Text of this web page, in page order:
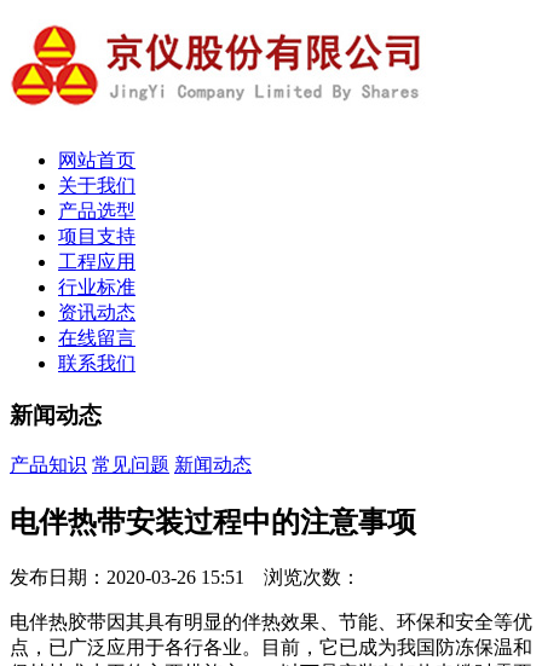
网站首页
关于我们
产品选型
项目支持
工程应用
行业标准
资讯动态
在线留言
联系我们
新闻动态
产品知识 常见问题 新闻动态
电伴热带安装过程中的注意事项
发布日期：2020-03-26 15:51 浏览次数：
电伴热胶带因其具有明显的伴热效果、节能、环保和安全等优
点，已广泛应用于各行各业。目前，它已成为我国防冻保温和